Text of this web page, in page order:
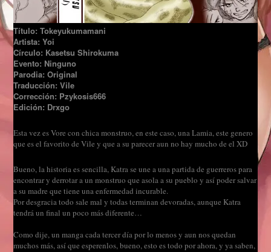
Título: Tokeyukumamani
Artista: Yoi
Círculo: Kasetsu Shirokuma
Evento: Ninguno
Parodia: Original
Traducción: Vile
Corrección: Pzykosis666
Edición: Drxgo
Esta vez es Vore con chica monstruo, en este caso, una Lamia, este genero
que es el favorito de Vile y que a su parecer aun no hay mucho de el XD
Bueno, la historia es sencilla, Katra se une a una partida de guerreros para
encontrar y derrotar a un monstruo que asola a su pueblo y así poder salvar
a su madre que tiene una enfermedad incurable.
Por desgracia todo sale mal y todas terminan devoradas, aunque Katra
tendrá un final un poco más diferente…
Como dije, un manga cada tercer día por lo menos y aun nos quedan
muchos más, así que esperenlos, bueno, esto es todo por ahora, y ya saben,